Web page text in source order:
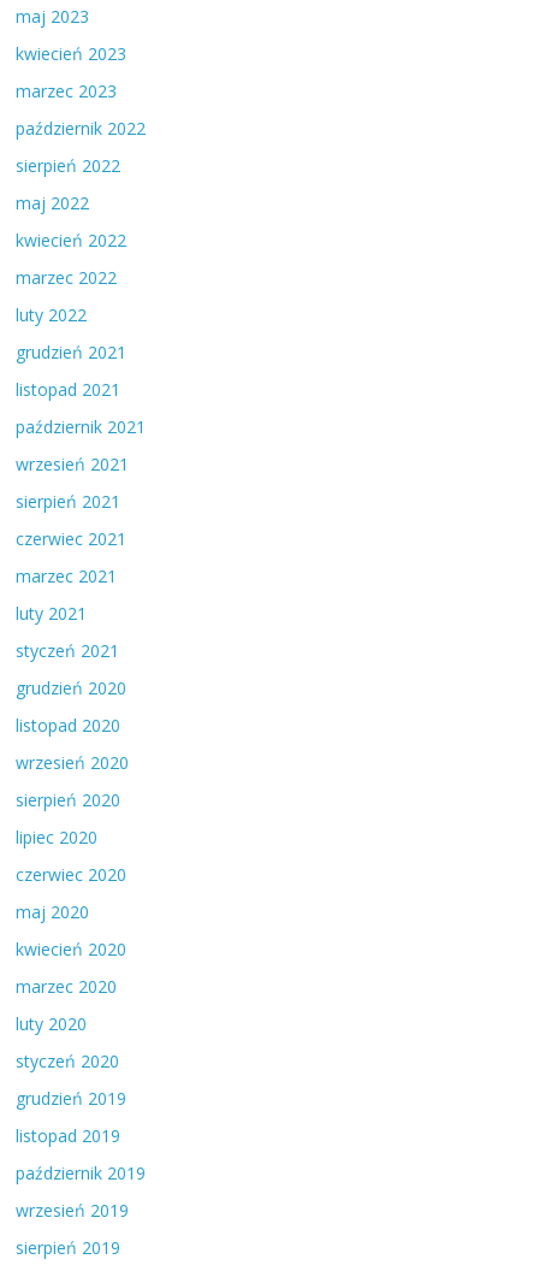
maj 2023
kwiecień 2023
marzec 2023
październik 2022
sierpień 2022
maj 2022
kwiecień 2022
marzec 2022
luty 2022
grudzień 2021
listopad 2021
październik 2021
wrzesień 2021
sierpień 2021
czerwiec 2021
marzec 2021
luty 2021
styczeń 2021
grudzień 2020
listopad 2020
wrzesień 2020
sierpień 2020
lipiec 2020
czerwiec 2020
maj 2020
kwiecień 2020
marzec 2020
luty 2020
styczeń 2020
grudzień 2019
listopad 2019
październik 2019
wrzesień 2019
sierpień 2019